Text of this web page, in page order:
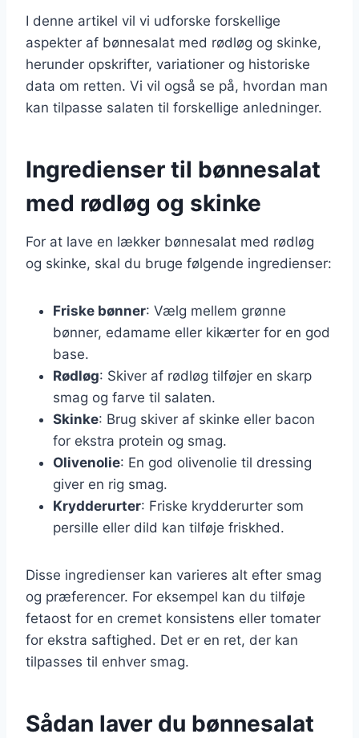
I denne artikel vil vi udforske forskellige
aspekter af bønnesalat med rødløg og skinke,
herunder opskrifter, variationer og historiske
data om retten. Vi vil også se på, hvordan man
kan tilpasse salaten til forskellige anledninger.
Ingredienser til bønnesalat
med rødløg og skinke
For at lave en lækker bønnesalat med rødløg
og skinke, skal du bruge følgende ingredienser:
Friske bønner: Vælg mellem grønne
bønner, edamame eller kikærter for en god
base.
Rødløg: Skiver af rødløg tilføjer en skarp
smag og farve til salaten.
Skinke: Brug skiver af skinke eller bacon
for ekstra protein og smag.
Olivenolie: En god olivenolie til dressing
giver en rig smag.
Krydderurter: Friske krydderurter som
persille eller dild kan tilføje friskhed.
Disse ingredienser kan varieres alt efter smag
og præferencer. For eksempel kan du tilføje
fetaost for en cremet konsistens eller tomater
for ekstra saftighed. Det er en ret, der kan
tilpasses til enhver smag.
Sådan laver du bønnesalat